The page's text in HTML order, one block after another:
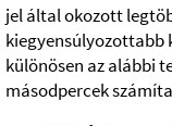
jel által okozott
kiegyensúlyozottabb
különösen az alábbi
másodpercek